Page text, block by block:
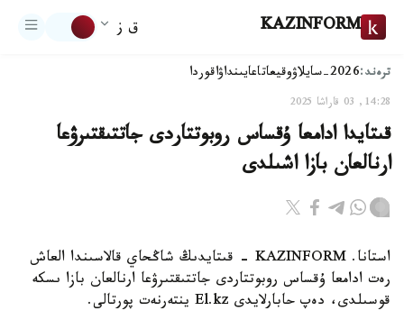
KAZINFORM ق ز
ترەند:2026-سايلاۋ وقيعاتاعايىنداۋاقوردا
14:28, 03 قاراشا 2025
قىتايدا ادامعا ۇقساس روبوتتاردى جاتتىقتىرۋعا
ارنالعان بازا اشىلدى
استانا. KAZINFORM - قىتايدىڭ شاڭحاي قالاسىندا العاش
رەت ادامعا ۇقساس روبوتتاردى جاتتىقتىرۋعا ارنالعان بازا ىسكە
قوسىلدى، دەپ حابارلايدى El.kz ينتەرنەت پورتالى.